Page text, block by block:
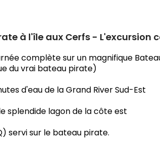
à l'île aux Cerfs - L'excursion
complète sur un magnifique
du vrai bateau pirate)
d'eau de la Grand River Sud-Est
splendide lagon de la côte est
servi sur le bateau pirate.